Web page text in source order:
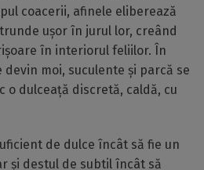
coacerii, afinele eliberează
ușor în jurul lor, creând
în interiorul feliilor. În
moi, suculente și parcă se
o dulceață discretă, caldă, cu
de dulce încât să fie un
și destul de subtil încât să